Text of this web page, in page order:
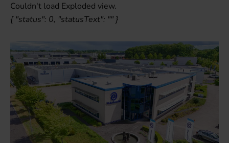
Couldn't load Exploded view.
{ "status": 0, "statusText": "" }